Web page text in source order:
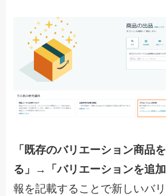
「既存のバリエーション商品
る」
→ 「バリエーションを追加
報を記載することで新しいバ